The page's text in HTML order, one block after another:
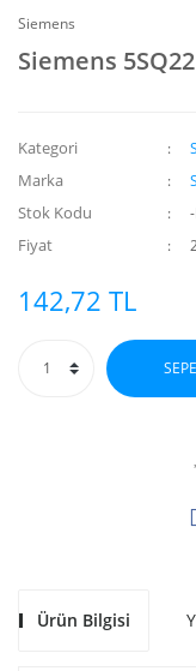
Siemens
Siemens
Kategori
Marka
Stok Kodu
Fiyat
142,72 TL
Ürün Bilgisi